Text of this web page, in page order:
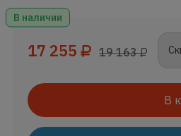
В наличии
17 255 19 163
В